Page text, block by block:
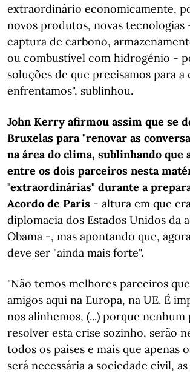
extraordinário economicamente,
novos produtos, novas tecnologias
captura de carbono,
ou combustível com hidrogénio -
soluções de que precisamos para a
enfrentamos", sublinhou.
John Kerry afirmou assim que se
Bruxelas para "renovar as
na área do clima, sublinhando que
entre os dois parceiros nesta
"extraordinárias" durante a
Acordo de Paris - altura em que
diplomacia dos Estados Unidos da
Obama -, mas apontando que,
deve ser "ainda mais forte".
"Não temos melhores parceiros
amigos aqui na Europa, na UE. É
nos alinhemos, (...) porque nenhum
resolver esta crise sozinho, serão
todos os países e mais que apenas
será necessária a sociedade civil,